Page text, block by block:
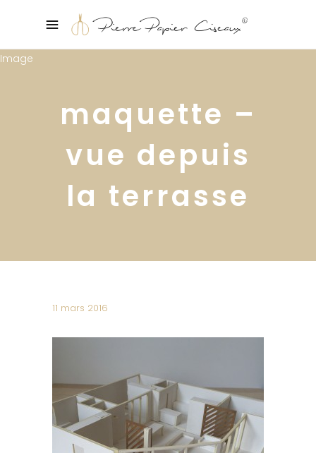
maquette –
vue depuis
la terrasse
11 mars 2016